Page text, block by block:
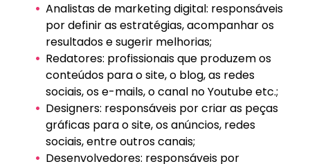
Analistas de marketing digital: responsáveis
por definir as estratégias, acompanhar os
resultados e sugerir melhorias;
Redatores: profissionais que produzem os
conteúdos para o site, o blog, as redes
sociais, os e-mails, o canal no Youtube etc.;
Designers: responsáveis por criar as peças
gráficas para o site, os anúncios, redes
sociais, entre outros canais;
Desenvolvedores: responsáveis por